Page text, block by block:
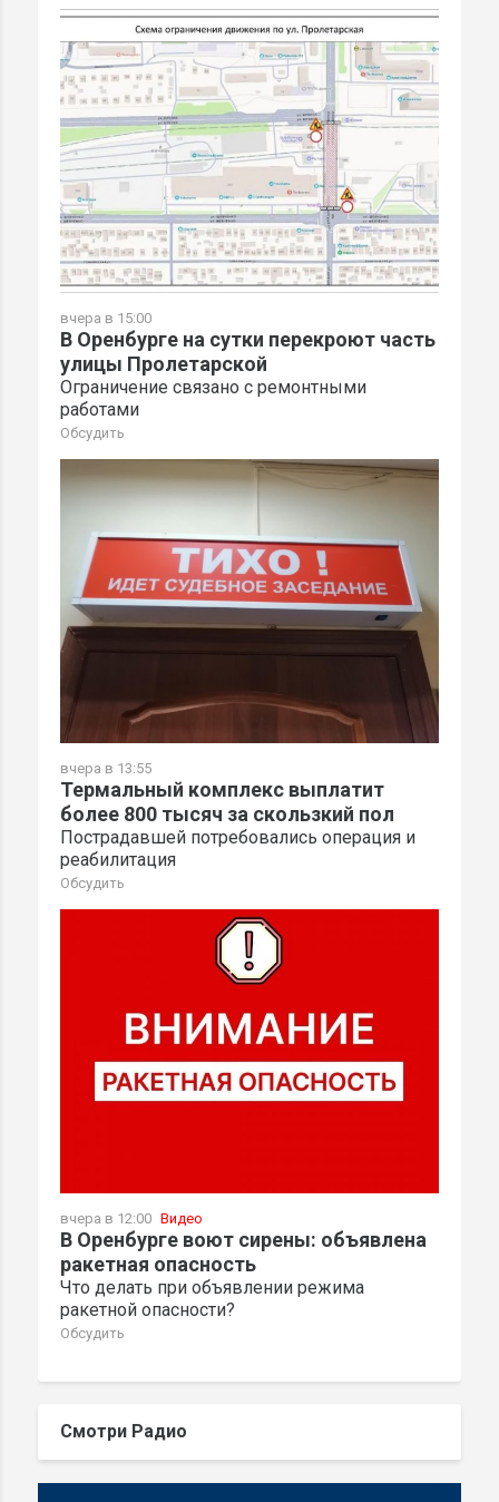
вчера в 15:00
В Оренбурге на сутки перекроют часть
улицы Пролетарской
Ограничение связано с ремонтными
работами
Обсудить
вчера в 13:55
Термальный комплекс выплатит
более 800 тысяч за скользкий пол
Пострадавшей потребовались операция и
реабилитация
Обсудить
вчера в 12:00 Видео
В Оренбурге воют сирены: объявлена
ракетная опасность
Что делать при объявлении режима
ракетной опасности?
Обсудить
Смотри Радио